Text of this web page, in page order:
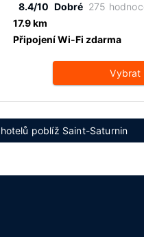
8.4/10 Dobré 275
17.9 km
Připojení Wi-Fi zdarma
Vybrat
poblíž Saint-Saturnin